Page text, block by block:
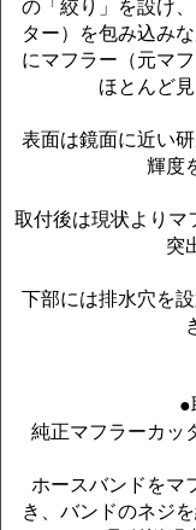
の「絞り」を設け
ター）を包み込み
にマフラー（元マ
ほとんど
表面は鏡面に近い
輝度
取付後は現状よりマ
突
下部には排水穴を
●
純正マフラーカッ
ホースバンドをマ
き、バンドのネジ